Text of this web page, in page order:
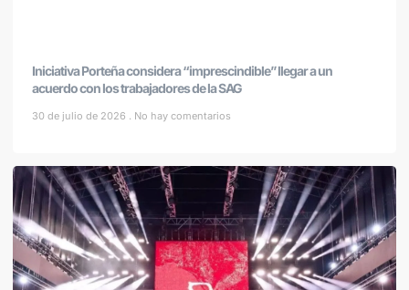
Iniciativa Porteña considera “imprescindible” llegar a un
acuerdo con los trabajadores de la SAG
30 de julio de 2026 No hay comentarios